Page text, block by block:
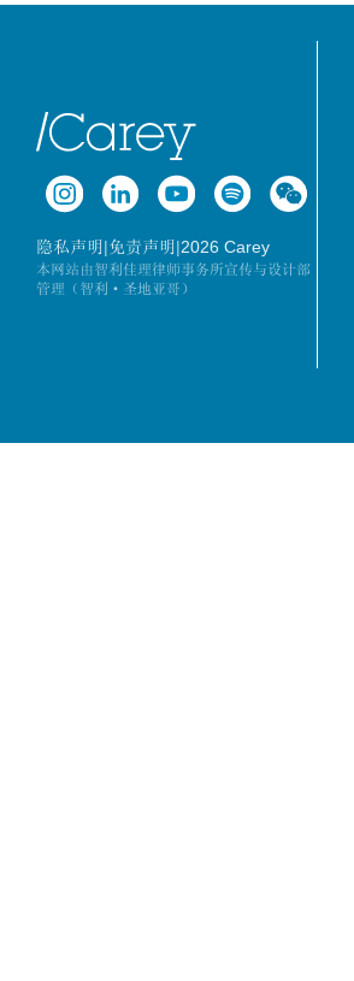
隐私声明|免责声明|2026 Carey
本网站由智利佳理律师事务所宣传与设计部
管理（智利·圣地亚哥）